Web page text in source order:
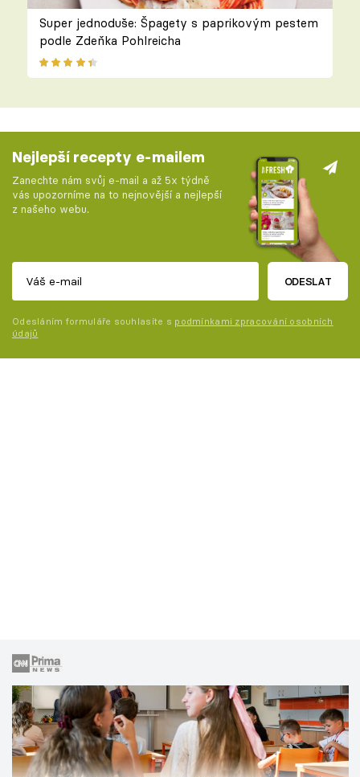
Super jednoduše: Špagety s paprikovým pestem
podle Zdeňka Pohlreicha
Nejlepší recepty e-mailem
Zanechte nám svůj e-mail a až 5x týdně
vás upozorníme na to nejnovější a nejlepší
z našeho webu.
ODESLAT
Odesláním formuláře souhlasíte s podmínkami zpracování osobních
údajů